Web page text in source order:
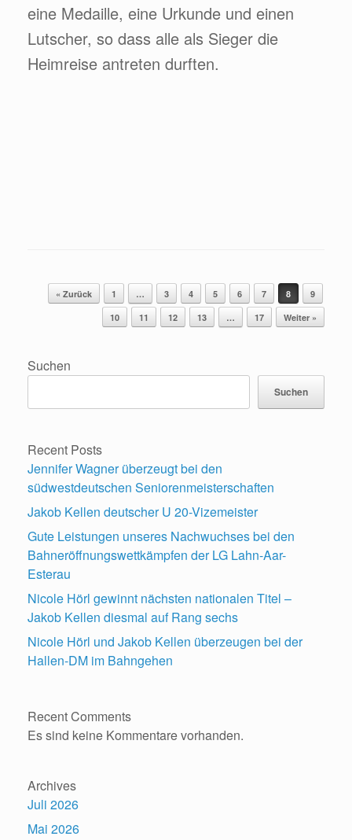
eine Medaille, eine Urkunde und einen
Lutscher, so dass alle als Sieger die
Heimreise antreten durften.
Beitragsnavigation
« Zurück 1 … 3 4 5 6 7 8
9
10
11 12 13 … 17 Weiter »
Suchen
Suchen
Recent Posts
Jennifer Wagner überzeugt bei den
südwestdeutschen Seniorenmeisterschaften
Jakob Kellen deutscher U 20-Vizemeister
Gute Leistungen unseres Nachwuchses bei den
Bahneröffnungswettkämpfen der LG Lahn-Aar-
Esterau
Nicole Hörl gewinnt nächsten nationalen Titel –
Jakob Kellen diesmal auf Rang sechs
Nicole Hörl und Jakob Kellen überzeugen bei der
Hallen-DM im Bahngehen
Recent Comments
Es sind keine Kommentare vorhanden.
Archives
Juli 2026
Mai 2026